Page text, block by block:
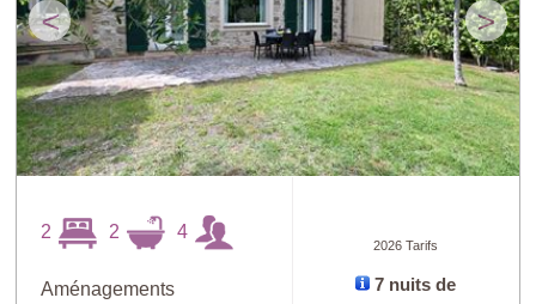
< >
2 2 4
Aménagements
2026 Tarifs
7 nuits de